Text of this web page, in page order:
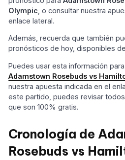
Olympic , o consultar nuestra
enlace lateral.
Además, recuerda que también
pronósticos de hoy, disponibles
Puedes usar esta información
Adamstown Rosebuds vs
nuestra apuesta indicada en el
este partido, puedes revisar
que son 100% gratis.
Cronología de
Rosebuds vs